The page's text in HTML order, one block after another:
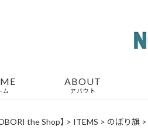
ム
ABOUT
アバウト
the Shop】 > ITEMS > のぼり旗 >